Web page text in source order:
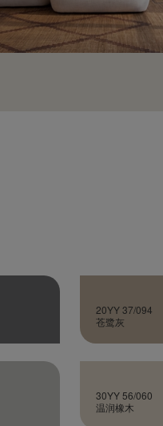
20YY 37/094
苍鹭灰
30YY 56/060
温润橡木